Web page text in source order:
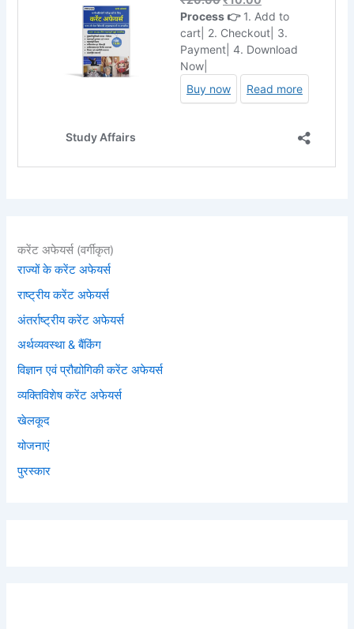
करेंट अफेयर्स (वर्गीकृत)
राज्यों के करेंट अफेयर्स
राष्ट्रीय करेंट अफेयर्स
अंतर्राष्ट्रीय करेंट अफेयर्स
अर्थव्यवस्था & बैंकिंग
विज्ञान एवं प्रौद्योगिकी करेंट अफेयर्स
व्यक्तिविशेष करेंट अफेयर्स
खेलकूद
योजनाएं
पुरस्कार